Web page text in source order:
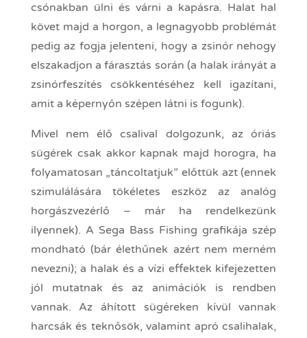
csónakban ülni és várni a kapásra. Halat hal
követ majd a horgon, a legnagyobb problémát
pedig az fogja jelenteni, hogy a zsinór nehogy
elszakadjon a fárasztás során (a halak irányát a
zsinórfeszítés csökkentéséhez kell igazítani,
amit a képernyőn szépen látni is fogunk).
Mivel nem élő csalival dolgozunk, az óriás
sügérek csak akkor kapnak majd horogra, ha
folyamatosan „táncoltatjuk” előttük azt (ennek
szimulálására tökéletes eszköz az analóg
horgászvezérlő – már ha rendelkezünk
ilyennek). A Sega Bass Fishing grafikája szép
mondható (bár élethűnek azért nem merném
nevezni); a halak és a vízi effektek kifejezetten
jól mutatnak és az animációk is rendben
vannak. Az áhított sügéreken kívül vannak
harcsák és teknősök, valamint apró csalihalak,